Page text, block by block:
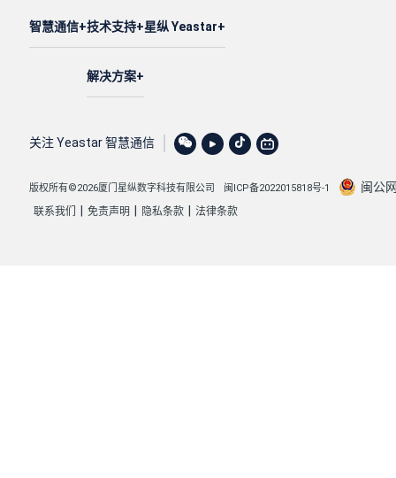
智慧通信 技术支持
解决方案
星纵 Yeastar
关注 Yeastar 智慧通信
版权所有©2026厦门星纵数字科技有限公司 闽ICP备2022015818号-1 闽公
联系我们 免责声明 隐私条款 法律条款